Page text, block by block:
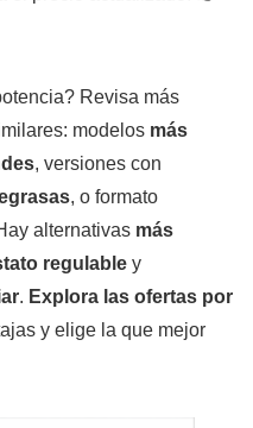
Revisa más
modelos más
, versiones con
, o formato
alternativas más
regulable y
. Explora las ofertas por
y elige la que mejor